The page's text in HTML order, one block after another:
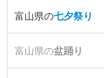
富山県の七夕祭り
富山県の盆踊り